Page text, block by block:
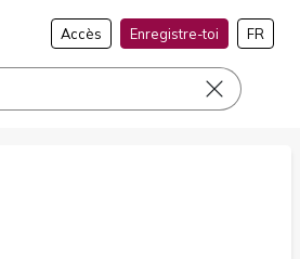
Accès Enregistre-toi FR